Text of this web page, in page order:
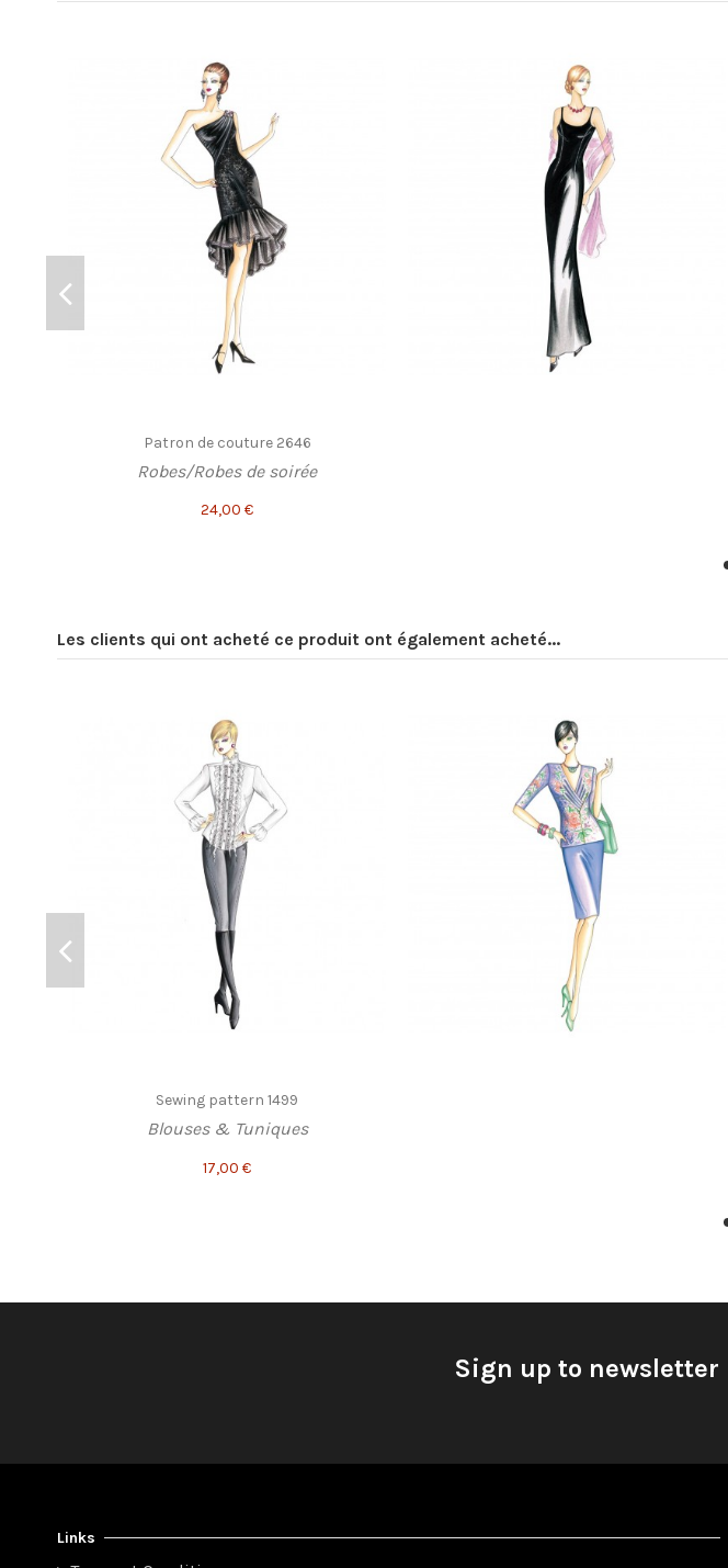
Patron de couture 2646
Robes/Robes de soirée
24,00 €
Les clients qui ont acheté ce produit ont également acheté...
Sewing pattern 1499
Blouses & Tuniques
17,00 €
Sign up to newsletter
Links